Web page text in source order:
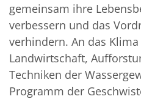
gemeinsam ihre
verbessern und das
verhindern. An das
Landwirtschaft,
Techniken der
Programm der